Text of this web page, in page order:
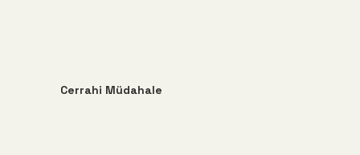
Cerrahi Müdahale